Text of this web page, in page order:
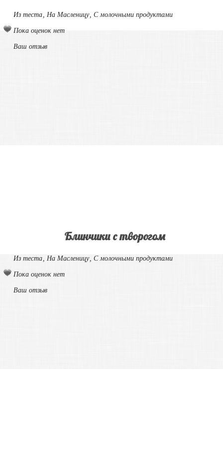
Из теста На Масленицу, С молочными продуктами
Пока оценок нет
Ваш отзыв
Блинчики с творогом
Из теста, На Масленицу, С молочными продуктами
Пока оценок нет
Ваш отзыв